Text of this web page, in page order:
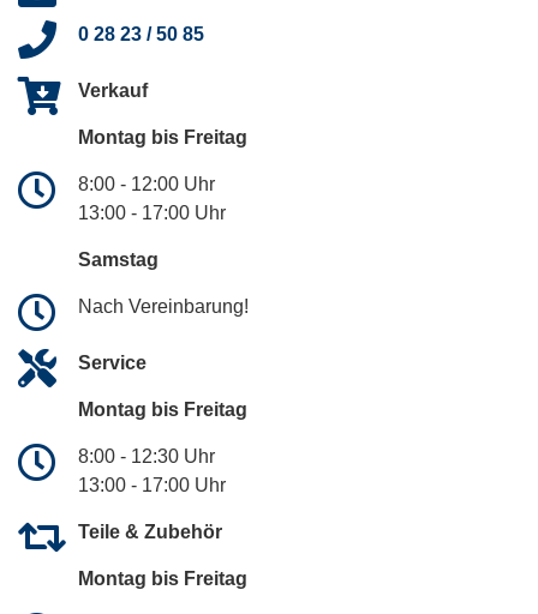
0 28 23 / 50 85
Verkauf
Montag bis Freitag
8:00 - 12:00 Uhr
13:00 - 17:00 Uhr
Samstag
Nach Vereinbarung!
Service
Montag bis Freitag
8:00 - 12:30 Uhr
13:00 - 17:00 Uhr
Teile & Zubehör
Montag bis Freitag